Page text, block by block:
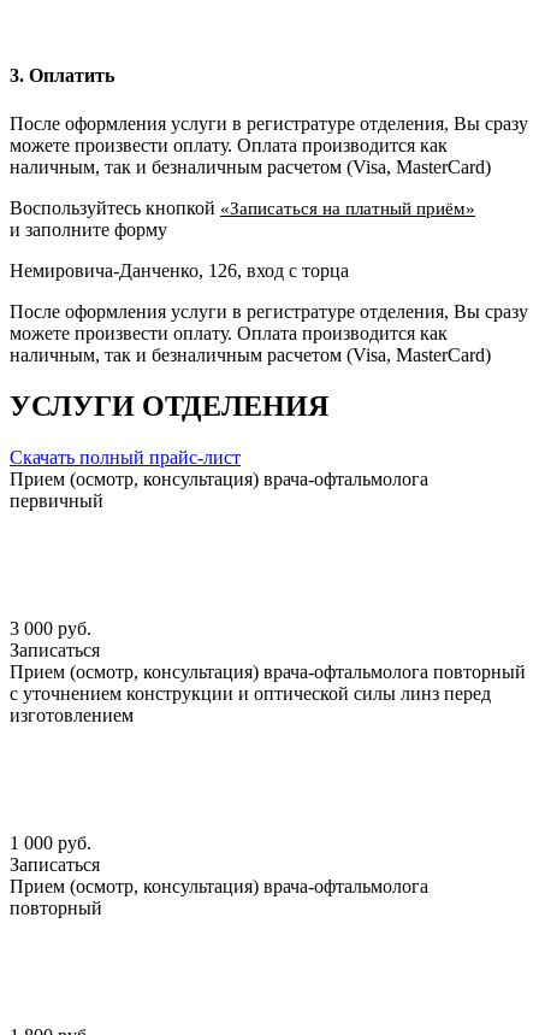
3. Оплатить
После оформления услуги в регистратуре отделения, Вы сразу
можете произвести оплату. Оплата производится как
наличным, так и безналичным расчетом (Visa, MasterCard)
Воспользуйтесь кнопкой «Записаться на платный приём»
и заполните форму
Немировича-Данченко, 126, вход с торца
После оформления услуги в регистратуре отделения, Вы сразу
можете произвести оплату. Оплата производится как
наличным, так и безналичным расчетом (Visa, MasterCard)
УСЛУГИ ОТДЕЛЕНИЯ
Скачать полный прайс-лист
Прием (осмотр, консультация) врача-офтальмолога
первичный
3 000 руб.
Записаться
Прием (осмотр, консультация) врача-офтальмолога повторный
с уточнением конструкции и оптической силы линз перед
изготовлением
1 000 руб.
Записаться
Прием (осмотр, консультация) врача-офтальмолога
повторный